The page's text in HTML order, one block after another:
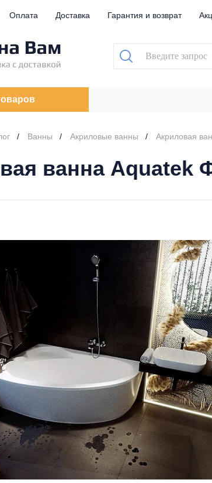
Оплата Доставка Гарантия и возврат
Ванны Акриловые ванны Акриловая
ванна Aquatek